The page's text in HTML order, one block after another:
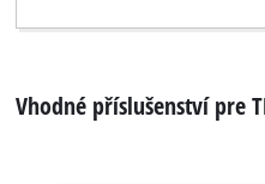
Vhodné příslušenství pre